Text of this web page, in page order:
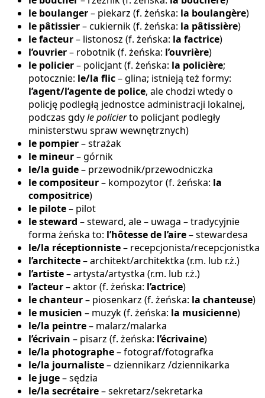
le boulanger– piekarz (f. żeńska: la boulangère)
le pâtissier– cukiernik (f. żeńska: la pâtissière)
le facteur– listonosz (f. żeńska: la factrice)
l’ouvrier– robotnik (f. żeńska: l’ouvrière)
le policier– policjant (f. żeńska: la policière;
potocznie: le/la flic– glina; istnieją też formy:
l’agent/l’agente de police, ale chodzi wtedy o
policję podległą jednostce administracji lokalnej,
podczas gdyle policierto policjant podległy
ministerstwu spraw wewnętrznych)
le pompier– strażak
le mineur– górnik
le/la guide– przewodnik/przewodniczka
le compositeur– kompozytor (f. żeńska: la
compositrice)
le pilote– pilot
le steward – steward, ale – uwaga – tradycyjnie
forma żeńska to: l’hôtesse de l’aire– stewardesa
le/la réceptionniste– recepcjonista/recepcjonistka
l’architecte– architekt/architektka (r.m. lub r.ż.)
l’artiste– artysta/artystka (r.m. lub r.ż.)
l’acteur– aktor (f. żeńska: l’actrice)
le chanteur– piosenkarz (f. żeńska: la chanteuse)
le musicien – muzyk (f. żeńska: la musicienne)
le/la peintre– malarz/malarka
l’écrivain – pisarz (f. żeńska: l’écrivaine)
le/la photographe– fotograf/fotografka
le/la journaliste– dziennikarz /dziennikarka
le juge– sędzia
le/la secrétaire– sekretarz/sekretarka